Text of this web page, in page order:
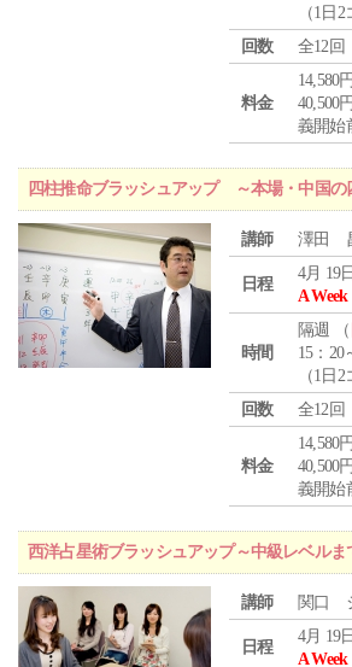
（1日2
回数
全12回
料金
14,580
40,500
義開始
四柱推命ブラッシュアップ ～本場・中国の
講師 澤田
日程
4月 19
A Week
時間
隔週 （
15：20
（1日2
回数
全12回
料金
14,580
40,500
義開始
西洋占星術ブラッシュアップ～中級レベル
講師 関口
日程
4月 19
A Week